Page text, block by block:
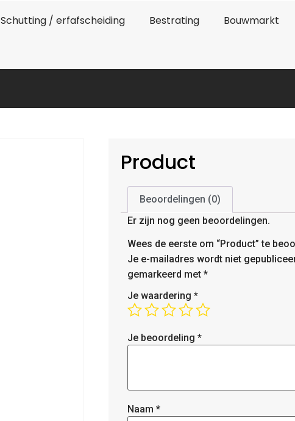
Schutting / erfafscheiding Bestrating
Bouwmarkt
Product
Beoordelingen (0)
Er zijn nog geen beoordelingen.
Wees de eerste om “Product” te
Je e-mailadres wordt niet
gemarkeerd met *
Je waardering *
Je beoordeling *
Naam *